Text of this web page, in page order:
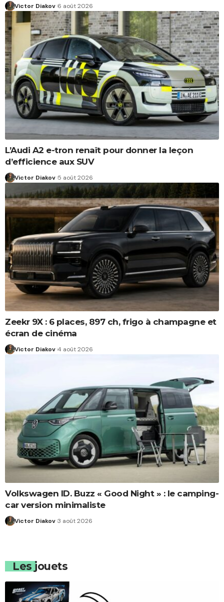
Victor Diakov 6 août 2026
L’Audi A2 e-tron renaît pour donner la leçon
d’efficience aux SUV
Victor Diakov 5 août 2026
Zeekr 9X : 6 places, 897 ch, frigo à champagne et
écran de cinéma
Victor Diakov 4 août 2026
Volkswagen ID. Buzz « Good Night » : le camping-
car version minimaliste
Victor Diakov 3 août 2026
Les jouets